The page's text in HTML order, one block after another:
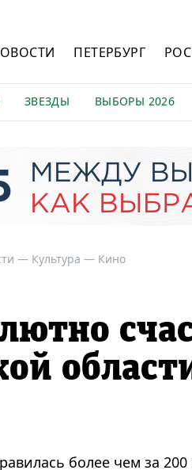
ПЕТЕРБУРГ
ЗВЕЗДЫ ВЫБОРЫ 2026
— Культура — Кино
более чем за